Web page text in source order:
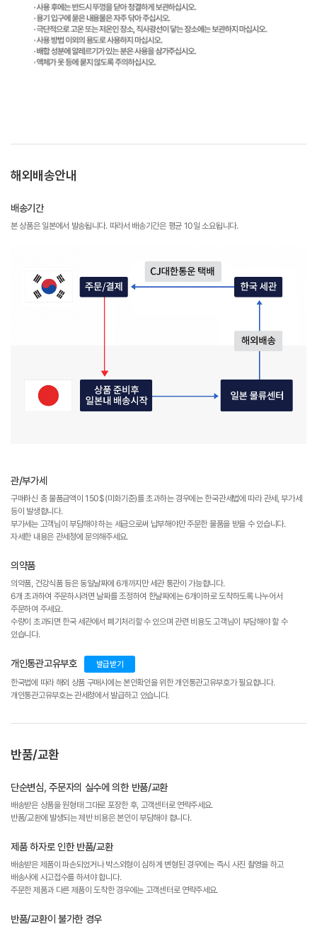
해외배송안내
배송기간
본 상품은 일본에서 발송됩니다. 따라서 배송기간은 평균 10일 소요됩니다.
관/부가세
구매하신 총 물품금액이 150$(미화기준)를 초과하는 경우에는 한국관세법에 따라 관세, 부가세
등이 발생합니다.
부가세는 고객님이 부담해야 하는 세금으로써 납부해야만 주문한 물품을 받을 수 있습니다.
자세한 내용은 관세청에 문의해주세요.
의약품
의약품, 건강식품 등은 동일날짜에 6개까지만 세관 통관이 가능합니다.
6개 초과하여 주문하시려면 날짜를 조정하여 한날짜에는 6개이하로 도착하도록 나누어서
주문하여 주세요.
수량이 초과되면 한국 세관에서 폐기처리할 수 있으며 관련 비용도 고객님이 부담해야 할 수
있습니다.
개인통관고유부호 발급받기
한국법에 따라 해외 상품 구매시에는 본인확인을 위한 개인통관고유부호가 필요합니다.
개인통관고유부호는 관세청에서 발급하고 있습니다.
반품/교환
단순변심, 주문자의 실수에 의한 반품/교환
배송받은 상품을 원형태 그대로 포장한 후, 고객센터로 연락주세요.
반품/교환에 발생되는 제반 비용은 본인이 부담해야 합니다.
제품 하자로 인한 반품/교환
배송받은 제품이 파손되었거나 박스외형이 심하게 변형된 경우에는 즉시 사진 촬영을 하고
배송사에 사고접수를 하셔야 합니다.
주문한 제품과 다른 제품이 도착한 경우에는 고객센터로 연락주세요.
반품/교환이 불가한 경우